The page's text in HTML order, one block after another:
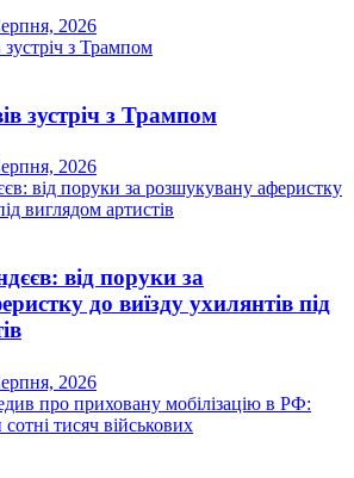
2026
зустріч з Трампом
2026
від поруки за
до виїзду ухилянтів під
2026